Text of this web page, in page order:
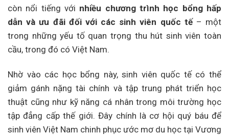
còn nổi tiếng với nhiều chương trình học bổng hấp
dẫn và ưu đãi đối với các sinh viên quốc tế– một
trong những yếu tố quan trọng thu hút sinh viên toàn
cầu, trong đó có Việt Nam.
Nhờ vào các học bổng này, sinh viên quốc tế có thể
giảm gánh nặng tài chính và tập trung phát triển học
thuật cũng như kỹ năng cá nhân trong môi trường học
tập đẳng cấp thế giới. Đây chính là cơ hội quý báu để
sinh viên Việt Nam chinh phục ước mơ du học tại Vương